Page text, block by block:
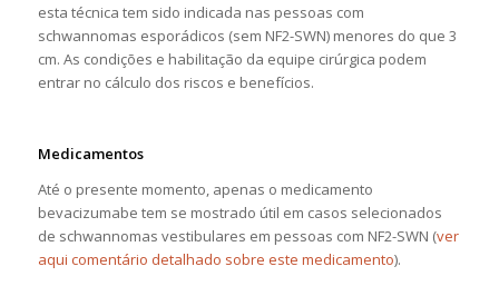
esta técnica tem sido indicada nas pessoas com
schwannomas esporádicos (sem NF2-SWN) menores do que 3
cm. As condições e habilitação da equipe cirúrgica podem
entrar no cálculo dos riscos e benefícios.
Medicamentos
Até o presente momento, apenas o medicamento
bevacizumabe tem se mostrado útil em casos selecionados
de schwannomas vestibulares em pessoas com NF2-SWN (ver
aqui comentário detalhado sobre este medicamento).